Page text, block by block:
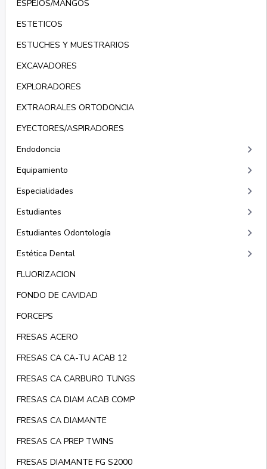
ESPEJOS/MANGOS
ESTETICOS
ESTUCHES Y MUESTRARIOS
EXCAVADORES
EXPLORADORES
EXTRAORALES ORTODONCIA
EYECTORES/ASPIRADORES
Endodoncia
keyboard_arrow_right
Equipamiento keyboard_arrow_right
Especialidades keyboard_arrow_right
Estudiantes keyboard_arrow_right
Estudiantes Odontología keyboard_arrow_right
Estética Dental keyboard_arrow_right
FLUORIZACION
FONDO DE CAVIDAD
FORCEPS
FRESAS ACERO
FRESAS CA CA-TU ACAB 12
FRESAS CA CARBURO TUNGS
FRESAS CA DIAM ACAB COMP
FRESAS CA DIAMANTE
FRESAS CA PREP TWINS
FRESAS DIAMANTE FG S2000